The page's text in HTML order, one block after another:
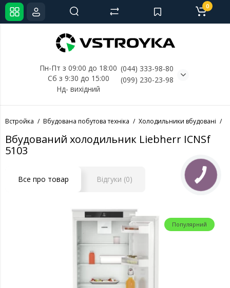
Пн-Пт з 09:00 до 18:00
Сб з 9:30 до 15:00
Нд- вихідний
(044) 333-98-80
(099) 230-23-98
0
Встройка Вбудована побутова техніка Холодильники вбудовані
Вбудований холодильник Liebherr ICNSf
5103
Все про товар Відгуки (0)
Популярний